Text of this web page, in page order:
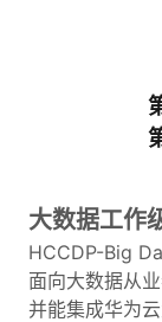
大数据工作
HCCDP-Big
面向大数据从
并能集成华为